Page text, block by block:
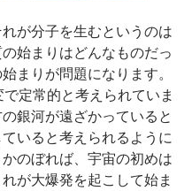
が分子を生むというのは
始まりはどんなものだっ
まりが問題になります。
定常的と考えられていま
銀河が遠ざかっていると
いると考えられるように
のぼれば、宇宙の初めは
が大爆発を起こして始ま